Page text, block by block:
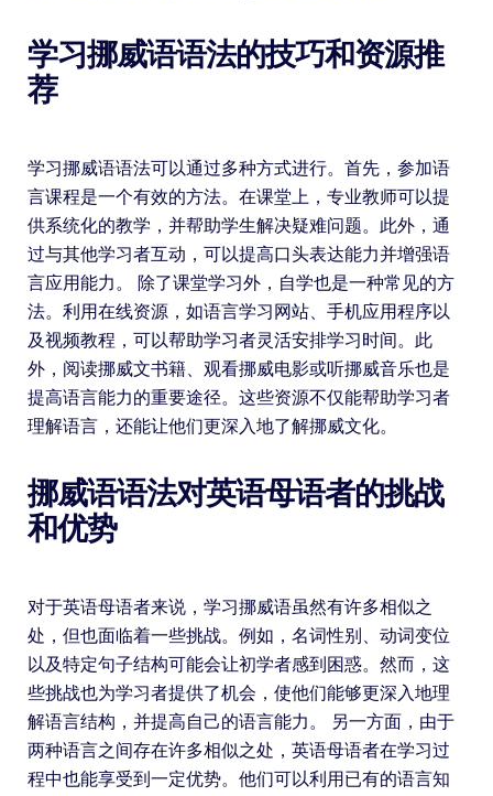
学习挪威语语法的技巧和资源推
荐
学习挪威语语法可以通过多种方式进行。首先，参加语
言课程是一个有效的方法。在课堂上，专业教师可以提
供系统化的教学，并帮助学生解决疑难问题。此外，通
过与其他学习者互动，可以提高口头表达能力并增强语
言应用能力。 除了课堂学习外，自学也是一种常见的方
法。利用在线资源，如语言学习网站、手机应用程序以
及视频教程，可以帮助学习者灵活安排学习时间。此
外，阅读挪威文书籍、观看挪威电影或听挪威音乐也是
提高语言能力的重要途径。这些资源不仅能帮助学习者
理解语言，还能让他们更深入地了解挪威文化。
挪威语语法对英语母语者的挑战
和优势
对于英语母语者来说，学习挪威语虽然有许多相似之
处，但也面临着一些挑战。例如，名词性别、动词变位
以及特定句子结构可能会让初学者感到困惑。然而，这
些挑战也为学习者提供了机会，使他们能够更深入地理
解语言结构，并提高自己的语言能力。 另一方面，由于
两种语言之间存在许多相似之处，英语母语者在学习过
程中也能享受到一定优势。他们可以利用已有的语言知